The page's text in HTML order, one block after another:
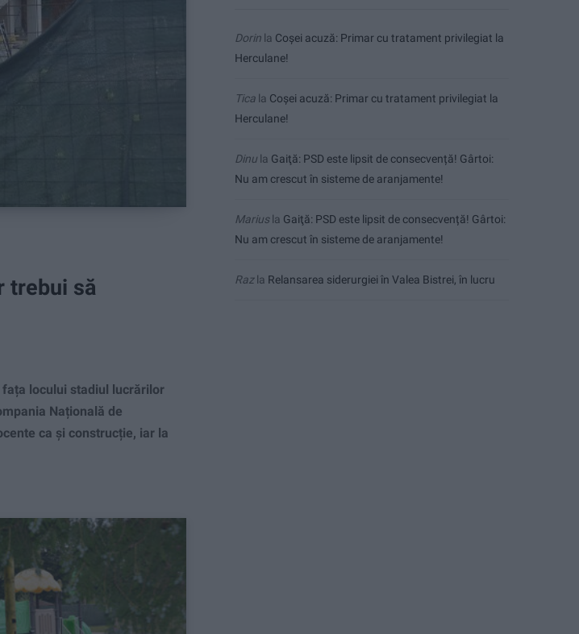
trebui să
fața locului stadiul lucrărilor
Națională de
ca și construcție, iar la
Dorin la Coșei acuză: Primar cu tratament privilegiat la
Herculane!
Tica la Coșei acuză: Primar cu tratament privilegiat la
Herculane!
Dinu la Gaiţă: PSD este lipsit de consecvență! Gârtoi:
Nu am crescut în sisteme de aranjamente!
Mariusla Gaiţă: PSD este lipsit de consecvență! Gârtoi:
Nu am crescut în sisteme de aranjamente!
Razla Relansarea siderurgiei în Valea Bistrei, în lucru